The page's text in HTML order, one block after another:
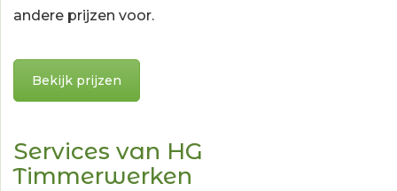
andere prijzen voor.
Bekijk prijzen
Services van HG
Timmerwerken